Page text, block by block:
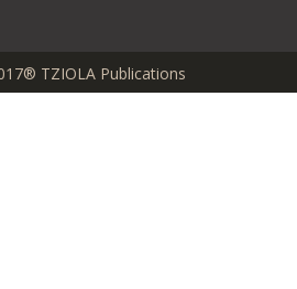
TZIOLA Publications